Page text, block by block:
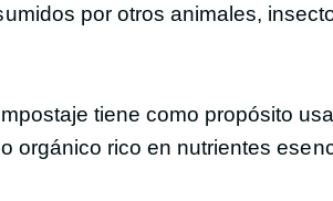
por otros animales,
tiene como propósito
orgánico rico en nutrientes